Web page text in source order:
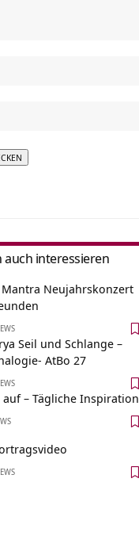
auch interessieren
Mantra Neujahrskonzert
Seil und Schlange –
AtBo 27
– Tägliche Inspiration
– Vortragsvideo